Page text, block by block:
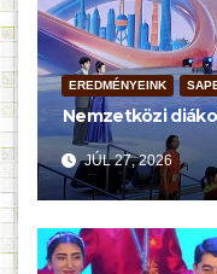
EREDMÉNYEINK
Nemzetközi
JÚL 27, 2026